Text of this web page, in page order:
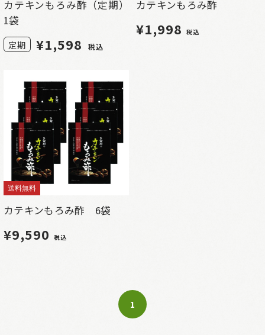
カテキンもろみ酢（定期）
1袋
定期 ¥1,598 税込
カテキンもろみ酢
¥1,998 税込
送料無料
カテキンもろみ酢 6袋
¥9,590 税込
1